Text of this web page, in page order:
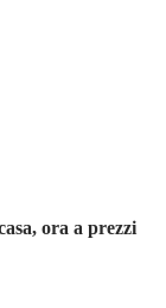
ora a prezzi